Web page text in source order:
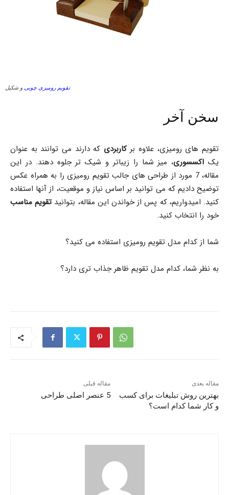
تقویم رومیزی چوبی و شکیل
سخن آخر
تقویم های رومیزی، علاوه برکاربردی که دارند می توانند به عنوان
یک اکسسوری، میز شما را زیباتر و شیک تر جلوه دهند. در این
مقاله، 7 مورد از طراحی های جالب تقویم رومیزی را به همراه عکس
توضیح دادیم که می توانید بر اساس نیاز و موقعیت، از آنها استفاده
کنید. امیدواریم، که پس از خواندن این مقاله، بتوانید تقویم مناسب
خود را انتخاب کنید.
شما از کدام مدل تقویم رومیزی استفاده می کنید؟
به نظر شما، کدام مدل تقویم ظاهر جذاب تری دارد؟
مقاله قبلی
5 عنصر اصلی طراحی
مقاله بعدی
بهترین روش تبلیغات برای کسب
و کار شما کدام است؟